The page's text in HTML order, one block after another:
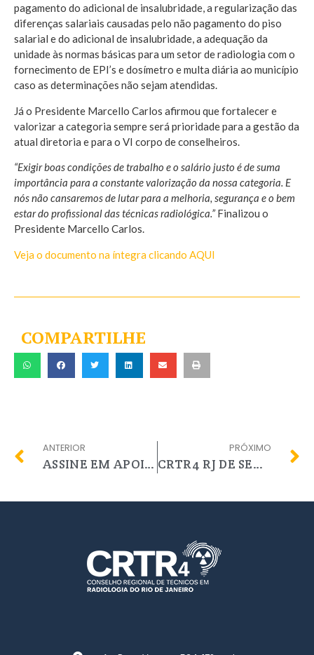
pagamento do adicional de insalubridade, a regularização das
diferenças salariais causadas pelo não pagamento do piso
salarial e do adicional de insalubridade, a adequação da
unidade às normas básicas para um setor de radiologia com o
fornecimento de EPI’s e dosímetro e multa diária ao município
caso as determinações não sejam atendidas.
Já o Presidente Marcello Carlos afirmou que fortalecer e
valorizar a categoria sempre será prioridade para a gestão da
atual diretoria e para o VI corpo de conselheiros.
“Exigir boas condições de trabalho e o salário justo é de suma
importância para a constante valorização da nossa categoria. E
nós não cansaremos de lutar para a melhoria, segurança e o bem
estar do profissional das técnicas radiológica.”Finalizou o
Presidente Marcello Carlos.
Veja o documento na íntegra clicando AQUI
COMPARTILHE
ANTERIOR
ASSINE EM APOIO AO PL 3661/12
PRÓXIMO
CRTR4 RJ DE SEDE NOVA!